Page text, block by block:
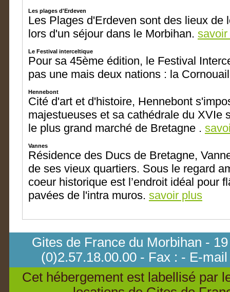
Les plages d'Erdeven
Les Plages d'Erdeven sont des lieux
lors d'un séjour dans le Morbihan.
Le Festival interceltique
Pour sa 45ème édition, le Festival
pas une mais deux nations : la
Hennebont
Cité d'art et d'histoire, Hennebont
majestueuses et sa cathédrale du XVIe
le plus grand marché de Bretagne .
Vannes
Résidence des Ducs de Bretagne,
de ses vieux quartiers. Sous le regard
coeur historique est l’endroit idéal pour
pavées de l'intra muros. savoir plus
Gites de France du Morbihan -
(0)2.57.18.00.00 - Fax : - E-
Cet hébergement est labellisé par